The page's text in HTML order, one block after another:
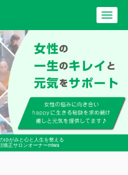
ゆがみと心と人生を整える
矯正サロンオーナーmiwa